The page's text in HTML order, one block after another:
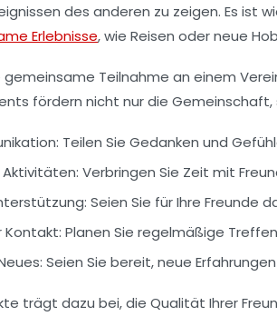
des anderen zu zeigen. Es ist
Erlebnisse, wie Reisen oder neue
gemeinsame Teilnahme an einem
fördern nicht nur die
Teilen Sie Gedanken und
Verbringen Sie Zeit mit
Seien Sie für Ihre Freunde
Kontakt: Planen Sie regelmäßige
Seien Sie bereit, neue
trägt dazu bei, die Qualität Ihrer